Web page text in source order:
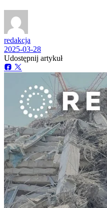
redakcja
2025-03-28
Udostępnij artykuł